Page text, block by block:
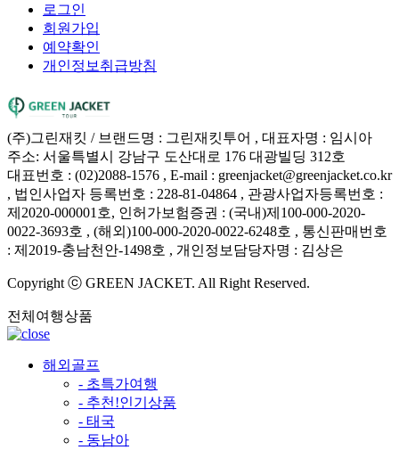
로그인
회원가입
예약확인
개인정보취급방침
(주)그린재킷 / 브랜드명 : 그린재킷투어 , 대표자명 : 임시아
주소: 서울특별시 강남구 도산대로 176 대광빌딩 312호
대표번호 : (02)2088-1576 , E-mail : greenjacket@greenjacket.co.kr
, 법인사업자 등록번호 : 228-81-04864 , 관광사업자등록번호 :
제2020-000001호, 인허가보험증권 : (국내)제100-000-2020-
0022-3693호 , (해외)100-000-2020-0022-6248호 , 통신판매번호
: 제2019-충남천안-1498호 , 개인정보담당자명 : 김상은
Copyright ⓒ GREEN JACKET. All Right Reserved.
전체여행상품
해외골프
- 초특가여행
- 추천!인기상품
- 태국
- 동남아